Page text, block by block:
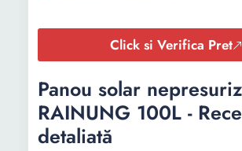
Click si Verifica Pret
Panou solar
RAINUNG 100L -
detaliată